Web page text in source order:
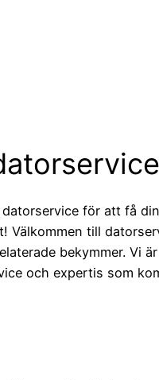
för att få
Välkommen till
bekymmer. Vi
och expertis som